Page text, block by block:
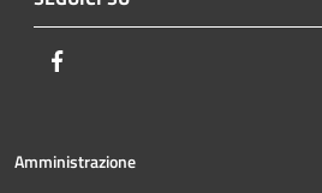
Amministrazione